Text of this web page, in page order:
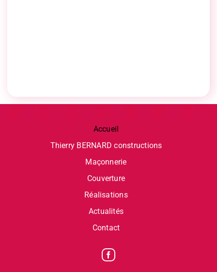
Accueil
Thierry BERNARD constructions
Maçonnerie
Couverture
Réalisations
Actualités
Contact